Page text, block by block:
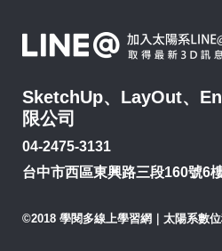
SketchUp、LayOut、
限公司
04-2475-3131
台中市西區東興路三段160號6
©2018 學閱多線上學習網｜太陽系數